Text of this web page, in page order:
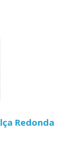
Redonda